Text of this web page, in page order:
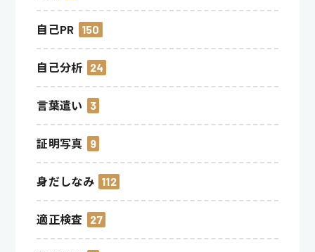
自己PR 150
自己分析 24
言葉遣い 3
証明写真 9
身だしなみ 112
適正検査 27